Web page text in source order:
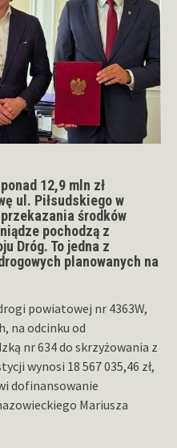
12,9 mln zł
ul. Piłsudskiego w
środków
pochodzą z
Dróg. To jedna z
planowanych na
powiatowej nr 4363W,
na odcinku od
nr 634 do skrzyżowania z
wynosi 18 567 035,46 zł,
dofinansowanie
Mariusza